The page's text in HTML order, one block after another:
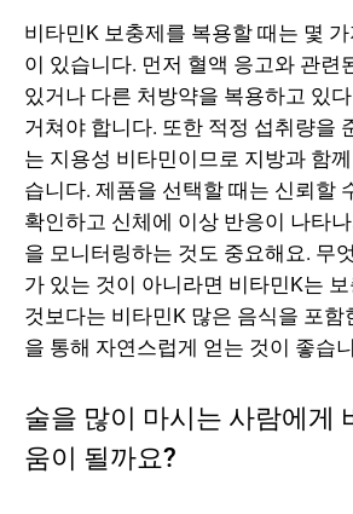
비타민K 보충제를 복용할 때는 몇
이 있습니다. 먼저 혈액 응고와 관련
있거나 다른 처방약을 복용하고 있
거쳐야 합니다. 또한 적정 섭취량을
는 지용성 비타민이므로 지방과 함
습니다. 제품을 선택할 때는 신뢰할
확인하고 신체에 이상 반응이 나타
을 모니터링하는 것도 중요해요. 무
가 있는 것이 아니라면 비타민K는
것보다는 비타민K 많은 음식을 포함
을 통해 자연스럽게 얻는 것이 좋습
술을 많이 마시는 사람에게
움이 될까요?